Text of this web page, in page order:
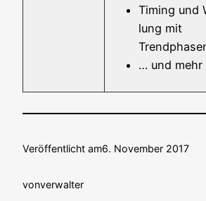
Timing und
lung mit
… und
Veröffentlicht am6. November 2017
vonverwalter